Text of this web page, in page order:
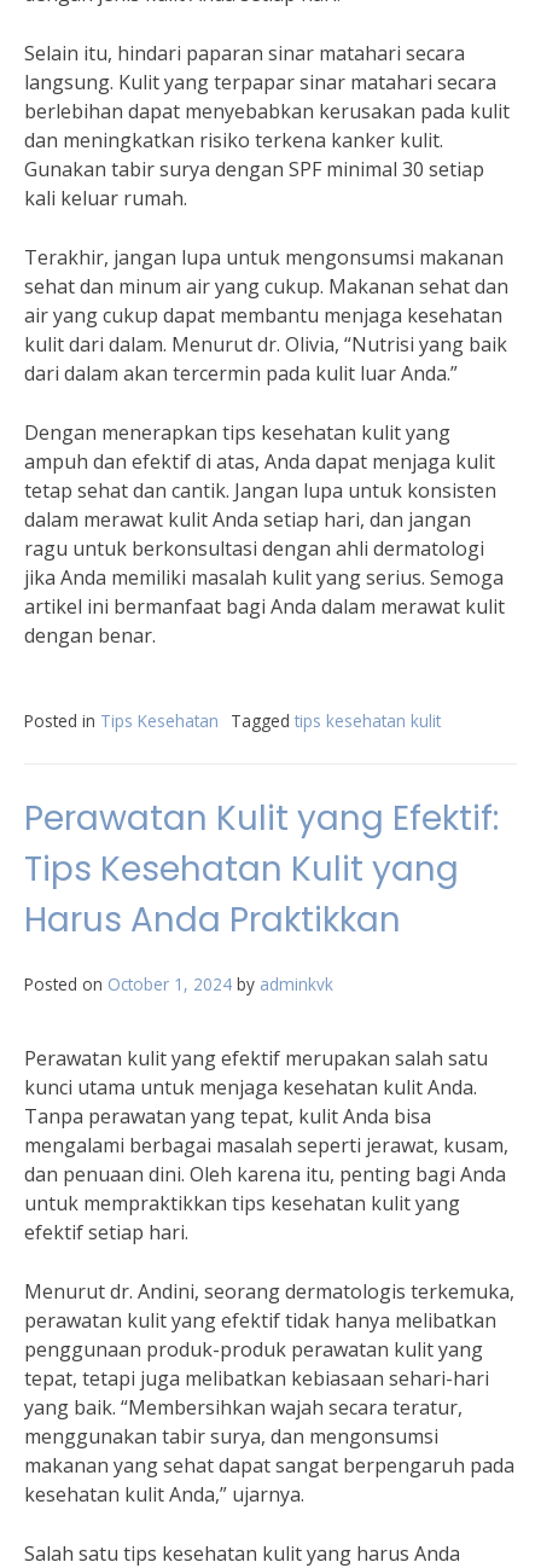
Selain itu, hindari paparan sinar matahari secara
langsung. Kulit yang terpapar sinar matahari secara
berlebihan dapat menyebabkan kerusakan pada kulit
dan meningkatkan risiko terkena kanker kulit.
Gunakan tabir surya dengan SPF minimal 30 setiap
kali keluar rumah.
Terakhir, jangan lupa untuk mengonsumsi makanan
sehat dan minum air yang cukup. Makanan sehat dan
air yang cukup dapat membantu menjaga kesehatan
kulit dari dalam. Menurut dr. Olivia, “Nutrisi yang baik
dari dalam akan tercermin pada kulit luar Anda.”
Dengan menerapkan tips kesehatan kulit yang
ampuh dan efektif di atas, Anda dapat menjaga kulit
tetap sehat dan cantik. Jangan lupa untuk konsisten
dalam merawat kulit Anda setiap hari, dan jangan
ragu untuk berkonsultasi dengan ahli dermatologi
jika Anda memiliki masalah kulit yang serius. Semoga
artikel ini bermanfaat bagi Anda dalam merawat kulit
dengan benar.
Posted in Tips Kesehatan Tagged tips kesehatan kulit
Perawatan Kulit yang Efektif:
Tips Kesehatan Kulit yang
Harus Anda Praktikkan
Posted on October 1, 2024 by adminkvk
Perawatan kulit yang efektif merupakan salah satu
kunci utama untuk menjaga kesehatan kulit Anda.
Tanpa perawatan yang tepat, kulit Anda bisa
mengalami berbagai masalah seperti jerawat, kusam,
dan penuaan dini. Oleh karena itu, penting bagi Anda
untuk mempraktikkan tips kesehatan kulit yang
efektif setiap hari.
Menurut dr. Andini, seorang dermatologis terkemuka,
perawatan kulit yang efektif tidak hanya melibatkan
penggunaan produk-produk perawatan kulit yang
tepat, tetapi juga melibatkan kebiasaan sehari-hari
yang baik. “Membersihkan wajah secara teratur,
menggunakan tabir surya, dan mengonsumsi
makanan yang sehat dapat sangat berpengaruh pada
kesehatan kulit Anda,” ujarnya.
Salah satu tips kesehatan kulit yang harus Anda